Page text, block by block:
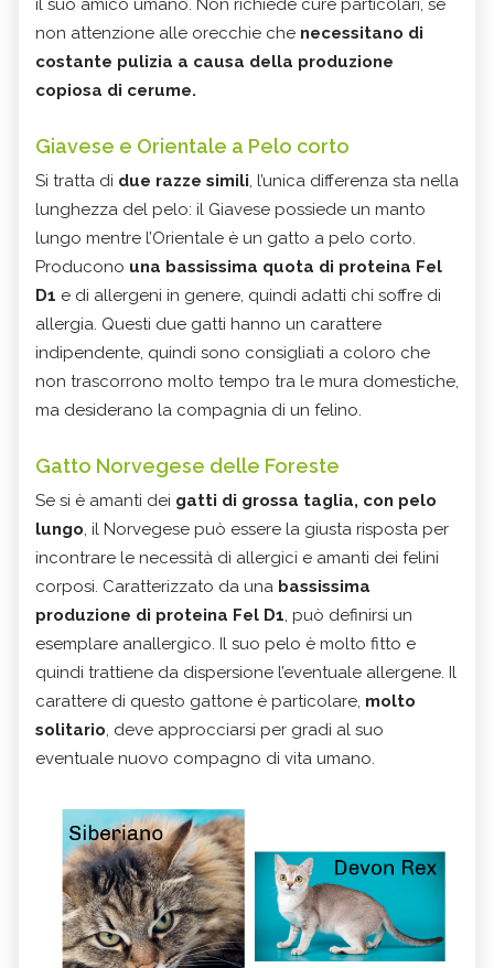
il suo amico umano. Non richiede cure particolari, se
non attenzione alle orecchie che necessitano di
costante pulizia a causa della produzione
copiosa di cerume.
Giavese e Orientale a Pelo corto
Si tratta di due razze simili, l’unica differenza sta nella
lunghezza del pelo: il Giavese possiede un manto
lungo mentre l’Orientale è un gatto a pelo corto.
Producono una bassissima quota di proteina Fel
D1 e di allergeni in genere, quindi adatti chi soffre di
allergia. Questi due gatti hanno un carattere
indipendente, quindi sono consigliati a coloro che
non trascorrono molto tempo tra le mura domestiche,
ma desiderano la compagnia di un felino.
Gatto Norvegese delle Foreste
Se si è amanti dei gatti di grossa taglia, con pelo
lungo, il Norvegese può essere la giusta risposta per
incontrare le necessità di allergici e amanti dei felini
corposi. Caratterizzato da una bassissima
produzione di proteina Fel D1, può definirsi un
esemplare anallergico. Il suo pelo è molto fitto e
quindi trattiene da dispersione l’eventuale allergene. Il
carattere di questo gattone è particolare, molto
solitario, deve approcciarsi per gradi al suo
eventuale nuovo compagno di vita umano.